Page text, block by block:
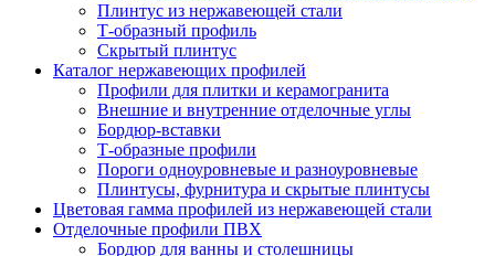
Плинтус из нержавеющей стали
Т-образный профиль
Скрытый плинтус
Каталог нержавеющих профилей
Профили для плитки и керамогранита
Внешние и внутренние отделочные углы
Бордюр-вставки
Т-образные профили
Пороги одноуровневые и разноуровневые
Плинтусы, фурнитура и скрытые плинтусы
Цветовая гамма профилей из нержавеющей стали
Отделочные профили ПВХ
Бордюр для ванны и столешницы